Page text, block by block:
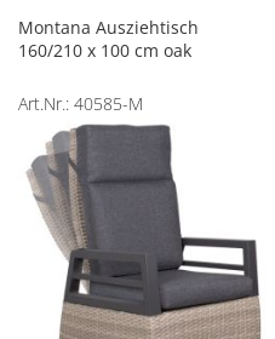
Montana Ausziehtisch
160/210 x 100 cm oak
Art.Nr.: 40585-M